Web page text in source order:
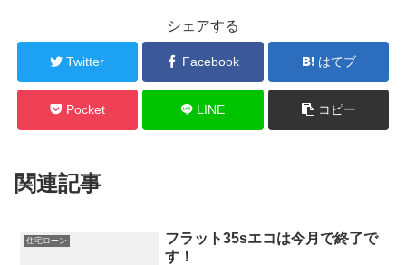
シェアする
Twitter Facebook はてブ
Pocket LINE コピー
関連記事
住宅ローン
フラット35sエコは今月で終了で
す！